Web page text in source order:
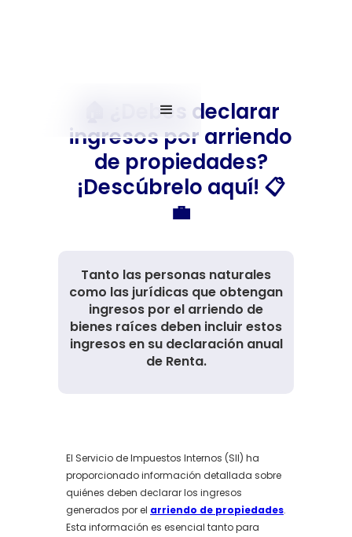
🏠 ¿Debes declarar
ingresos por arriendo
de propiedades?
¡Descúbrelo aquí! 📋
💼
Tanto las personas naturales
como las jurídicas que obtengan
ingresos por el arriendo de
bienes raíces deben incluir estos
ingresos en su declaración anual
de Renta.
El Servicio de Impuestos Internos (SII) ha
proporcionado información detallada sobre
quiénes deben declarar los ingresos
generados por el arriendo de propiedades.
Esta información es esencial tanto para